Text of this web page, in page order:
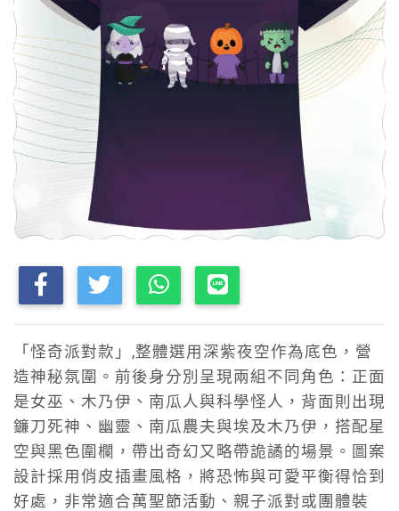
「怪奇派對款」,整體選用深紫夜空作為底色，營
造神秘氛圍。前後身分別呈現兩組不同角色：正面
是女巫、木乃伊、南瓜人與科學怪人，背面則出現
鐮刀死神、幽靈、南瓜農夫與埃及木乃伊，搭配星
空與黑色圍欄，帶出奇幻又略帶詭譎的場景。圖案
設計採用俏皮插畫風格，將恐怖與可愛平衡得恰到
好處，非常適合萬聖節活動、親子派對或團體裝